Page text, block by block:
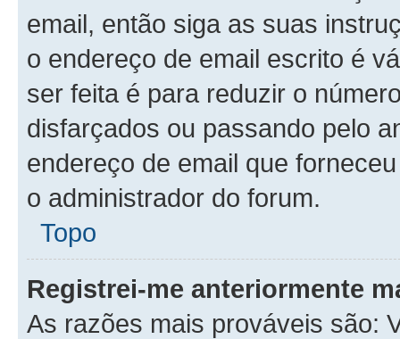
email, então siga as suas
o endereço de email escrito é
ser feita é para reduzir o
disfarçados ou passando pelo
endereço de email que
o administrador do forum.
Topo
Registrei-me anteriormente
As razões mais prováveis são: